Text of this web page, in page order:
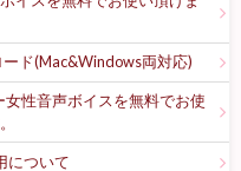
ド(Mac&Windows両対応)
女性音声ボイスを無料でお使
について